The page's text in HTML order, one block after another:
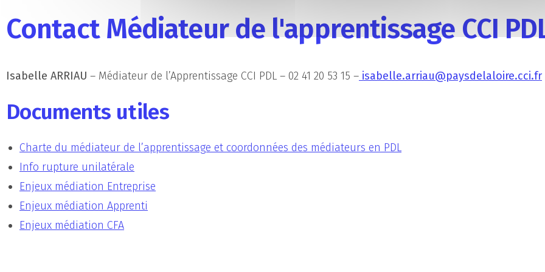
Contact Médiateur de l'apprentissage CCI
Isabelle ARRIAU – Médiateur de l’Apprentissage CCI PDL – 02 41 20 53 15 – isabelle.arriau@paysdelaloire.cci.fr
Documents utiles
Charte du médiateur de l’apprentissage et coordonnées des médiateurs en PDL
Info rupture unilatérale
Enjeux médiation Entreprise
Enjeux médiation Apprenti
Enjeux médiation CFA